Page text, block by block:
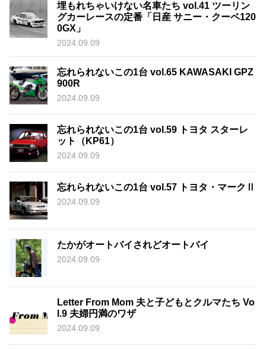
埋もれちゃいけない名車たち vol.41 ツーリン
グカーレースの定番「日産 サニー・クーペ120
0GX」
2024.09.09
忘れられないこの1台 vol.65 KAWASAKI GPZ
900R
2024.09.09
忘れられないこの1台 vol.59 トヨタ スターレ
ット（KP61）
2024.09.09
忘れられないこの1台 vol.57 トヨタ・マークⅡ
2024.09.09
たかがオートバイされどオートバイ
2024.09.09
Letter From Mom 夫と子どもとクルマたち Vo
l.9 夫婦円満のワザ
2024.09.09